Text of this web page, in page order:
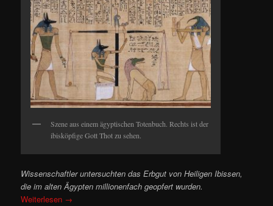
Szene aus einem ägyptischen Totenbuch. Rechts ist der
ibisköpfige Gott Thot zu sehen.
Wissenschaftler untersuchten das Erbgut von Heiligen Ibissen,
die im alten Ägypten millionenfach geopfert wurden.
Weiterlesen →